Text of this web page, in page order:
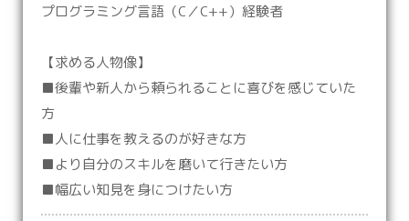
プログラミング言語（C／C++）経験者
【求める人物像】
■後輩や新人から頼られることに喜びを感じていた
方
■人に仕事を教えるのが好きな方
■より自分のスキルを磨いて行きたい方
■幅広い知見を身につけたい方